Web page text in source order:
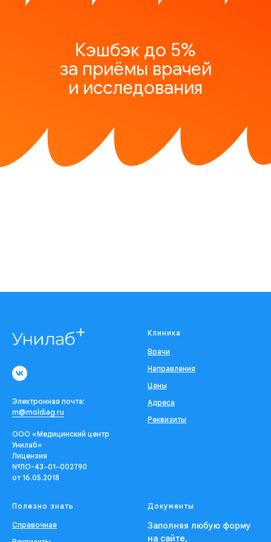
Кэшбэк до 5%
за приёмы врачей
и исследования
Электронная почта:
m@moldiag.ru
ООО «Медицинский центр
Унилаб»
Лицензия
№ЛО-43−01−002790
от 16.05.2018
Клиника
Врачи
Направления
Цены
Адреса
Реквизиты
Полезно знать
Справочная
Документы
Заполняя любую форму
на сайте,